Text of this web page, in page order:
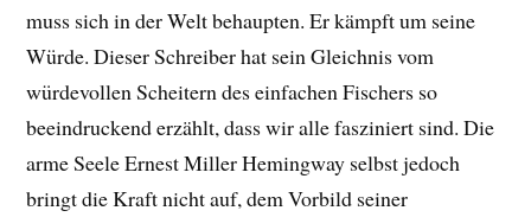
muss sich in der Welt behaupten. Er kämpft um seine
Würde. Dieser Schreiber hat sein Gleichnis vom
würdevollen Scheitern des einfachen Fischers so
beeindruckend erzählt, dass wir alle fasziniert sind. Die
arme Seele Ernest Miller Hemingway selbst jedoch
bringt die Kraft nicht auf, dem Vorbild seiner